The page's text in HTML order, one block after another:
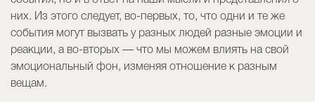
них. Из этого следует, во-первых, то, что одни и те же
события могут вызвать у разных людей разные эмоции и
реакции, а во-вторых — что мы можем влиять на свой
эмоциональный фон, изменяя отношение к разным
вещам.